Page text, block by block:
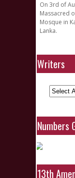
On 3rd of
Massacred
Mosque in
Lanka.
Writers
Numbers
13th